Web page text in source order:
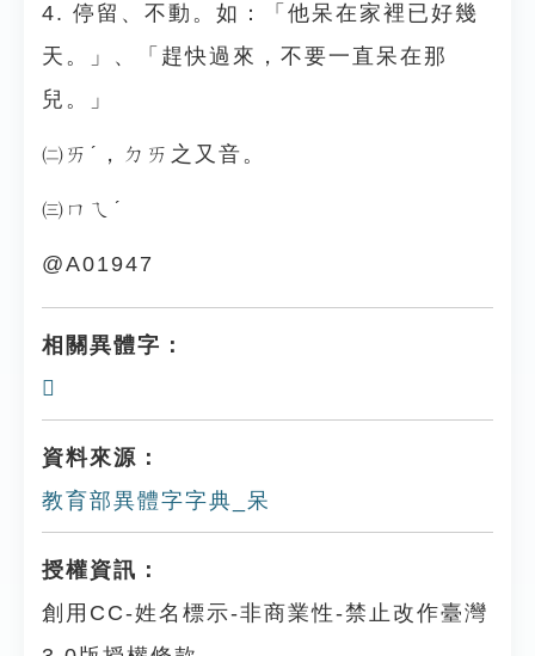
4. 停留、不動。如：「他呆在家裡已好幾
天。」、「趕快過來，不要一直呆在那
兒。」
㈡ㄞˊ，ㄉㄞ之又音。
㈢ㄇㄟˊ
@A01947
相關異體字：
𣎼
資料來源：
教育部異體字字典_呆
授權資訊：
創用CC-姓名標示-非商業性-禁止改作臺灣